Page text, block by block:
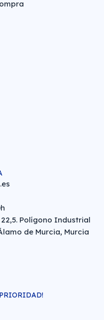
Polígono Industrial
de Murcia, Murcia